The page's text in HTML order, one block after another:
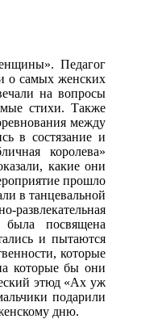
Педагог
о самых женских
на вопросы
стихи. Также
между
в состязание и
королева»
какие они
прошло
в танцевальной
посвящена
и пытаются
которые
которые бы они
этюд «Ах уж
подарили
дню.